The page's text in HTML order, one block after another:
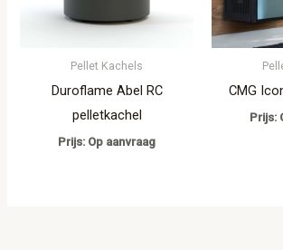
Pellet Kachels
Duroflame Abel RC
pelletkachel
Prijs: Op aanvraag
CMG
Prijs: